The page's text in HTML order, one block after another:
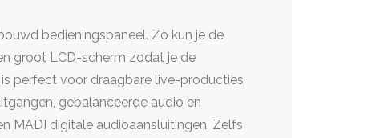
bedieningspaneel. Zo kun je de
groot LCD-scherm zodat je de
perfect voor draagbare live-producties,
gebalanceerde audio en
MADI digitale audioaansluitingen. Zelfs